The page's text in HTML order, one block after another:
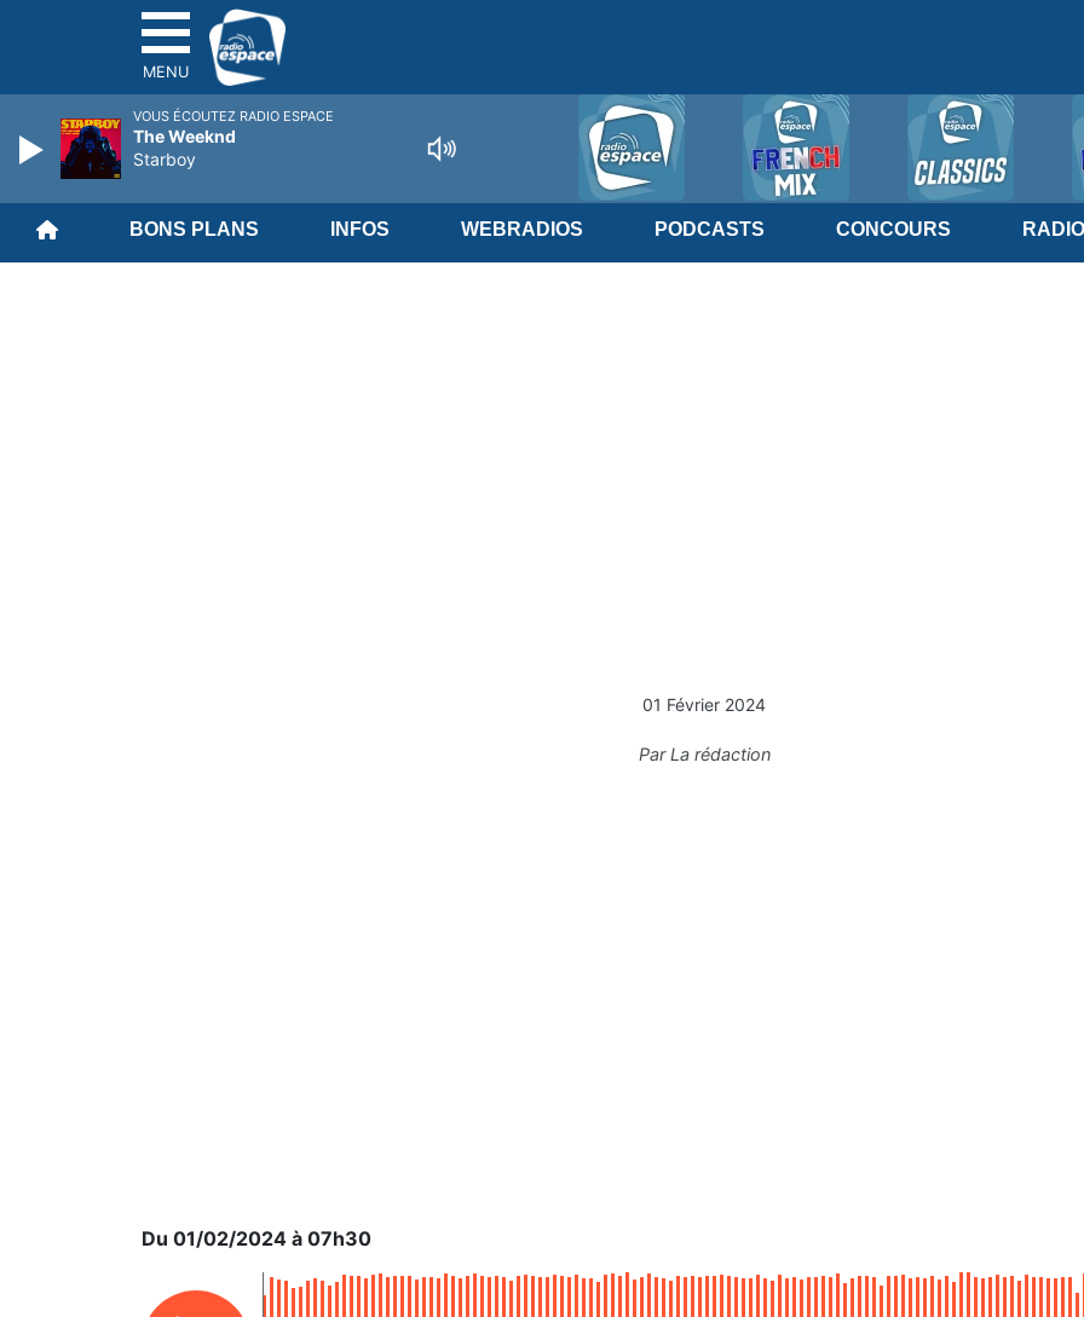
MENU
BONS PLANS INFOS WEBRADIOS PODCASTS CONCOURS RADIO
01 Février 2024
ParLa rédaction
Du 01/02/2024 à 07h30
VOUS ÉCOUTEZ RADIO ESPACE
The Weeknd
Starboy